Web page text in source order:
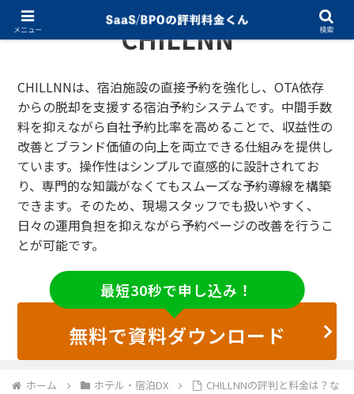
CHILLNN
CHILLNNは、宿泊施設の直接予約を強化し、OTA依存
からの脱却を支援する宿泊予約システムです。中間手数
料を抑えながら自社予約比率を高めることで、収益性の
改善とブランド価値の向上を両立できる仕組みを提供し
ています。操作性はシンプルで直感的に設計されてお
り、専門的な知識がなくてもスムーズな予約導線を構築
できます。そのため、現場スタッフでも扱いやすく、
日々の運用負担を抑えながら予約ページの改善を行うこ
とが可能です。
最短30秒で申し込み！
無料で資料ダウンロード
ホーム ホテル・宿泊DX
CHILLNNの評判と料金は？な
メニュー 検索